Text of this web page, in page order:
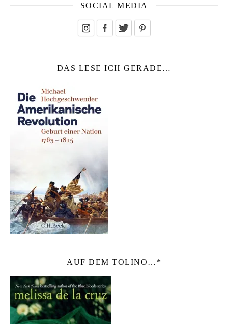
SOCIAL MEDIA
DAS LESE ICH GERADE…
AUF DEM TOLINO…*